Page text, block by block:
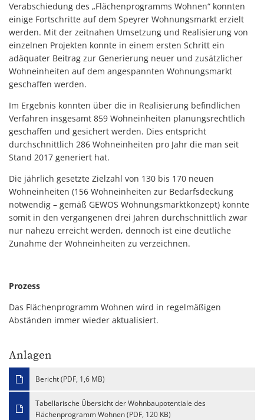
Verabschiedung des „Flächenprogramms Wohnen“ konnten
einige Fortschritte auf dem Speyrer Wohnungsmarkt erzielt
werden. Mit der zeitnahen Umsetzung und Realisierung von
einzelnen Projekten konnte in einem ersten Schritt ein
adäquater Beitrag zur Generierung neuer und zusätzlicher
Wohneinheiten auf dem angespannten Wohnungsmarkt
geschaffen werden.
Im Ergebnis konnten über die in Realisierung befindlichen
Verfahren insgesamt 859 Wohneinheiten planungsrechtlich
geschaffen und gesichert werden. Dies entspricht
durchschnittlich 286 Wohneinheiten pro Jahr die man seit
Stand 2017 generiert hat.
Die jährlich gesetzte Zielzahl von 130 bis 170 neuen
Wohneinheiten (156 Wohneinheiten zur Bedarfsdeckung
notwendig – gemäß GEWOS Wohnungsmarktkonzept) konnte
somit in den vergangenen drei Jahren durchschnittlich zwar
nur nahezu erreicht werden, dennoch ist eine deutliche
Zunahme der Wohneinheiten zu verzeichnen.
Prozess
Das Flächenprogramm Wohnen wird in regelmäßigen
Abständen immer wieder aktualisiert.
Anlagen
Bericht (PDF, 1,6 MB)
Tabellarische Übersicht der Wohnbaupotentiale des
Flächenprogramm Wohnen (PDF, 120 KB)